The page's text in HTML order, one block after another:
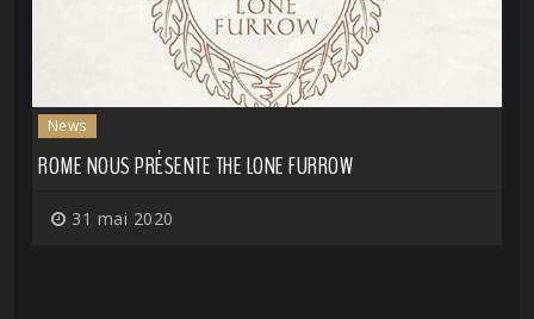
News
ROME NOUS PRÉSENTE THE LONE FURROW
31 mai 2020